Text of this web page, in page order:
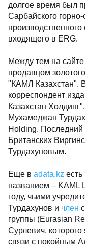
долгое время был
Сарбайского горно-
входящего в ERG.
Между тем на
продавцом
"КАМЛ Казахстан".
корреспондент
Казахстан
Мухамеджан
Holding. Последний
Британских
Турдахуновым.
Еще в adata.kz
названием – KAML
году, чьими
Турдахунов и член
группы (Eurasian
Сурлевич,
связи с покойным